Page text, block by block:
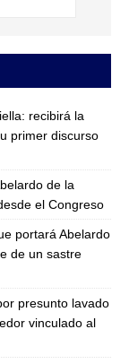
recibirá la
primer discurso
de la
el Congreso
portará Abelardo
de un sastre
presunto lavado
vinculado al